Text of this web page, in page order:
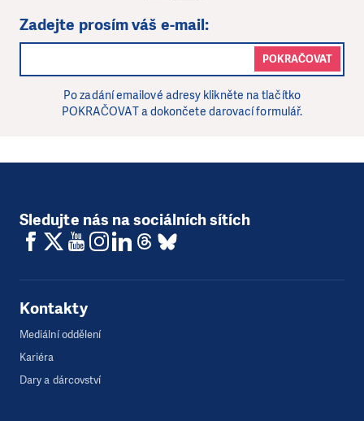
Zadejte prosím váš e-mail:
POKRAČOVAT
Po zadání emailové adresy klikněte na tlačítko
POKRAČOVAT a dokončete darovací formulář.
Sledujte nás na sociálních sítích
Kontakty
Mediální oddělení
Kariéra
Dary a dárcovství